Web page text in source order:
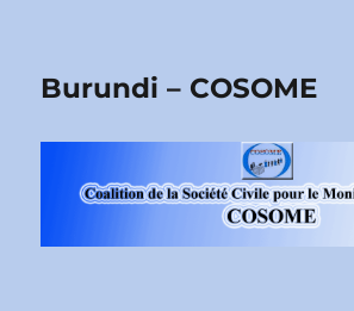
Burundi – COSOME